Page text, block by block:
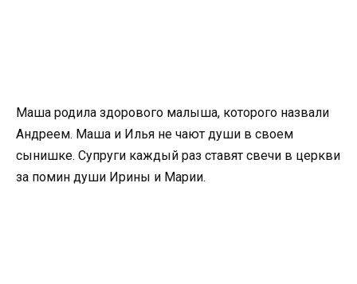
Маша родила здорового малыша, которого назвали
Андреем. Маша и Илья не чают души в своем
сынишке. Супруги каждый раз ставят свечи в церкви
за помин души Ирины и Марии.